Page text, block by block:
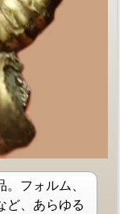
フォルム、
ど、あらゆる